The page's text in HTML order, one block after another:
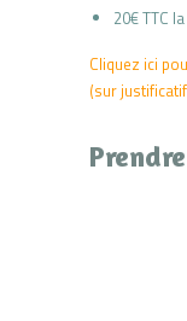
20€ TTC
Cliquez ici
(sur